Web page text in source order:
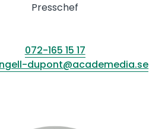
Presschef
072-165 15 17
dupont@academedia.se